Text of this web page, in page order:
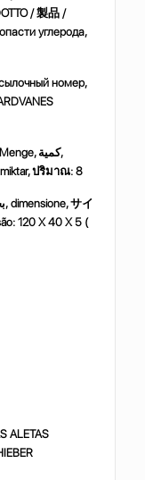
/製品 /
углерода,
номер,
كمية,
ปริมาณ: 8
, dimensione,サイ
120 X 40 X 5 (
ALETAS